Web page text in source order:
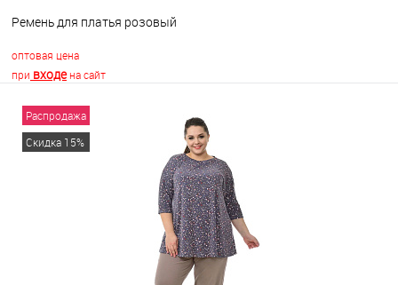
Ремень для платья розовый
оптовая цена
при входена сайт
В корзину
Распродажа
Скидка 15%